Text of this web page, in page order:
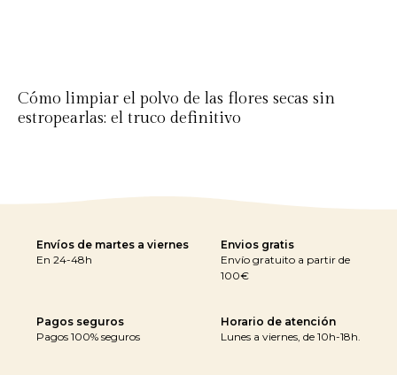
Cómo limpiar el polvo de las flores secas sin
estropearlas: el truco definitivo
Envíos de martes a viernes
En 24-48h
Envios gratis
Envío gratuito a partir de
100€
Pagos seguros
Pagos 100% seguros
Horario de atención
Lunes a viernes, de 10h-18h.